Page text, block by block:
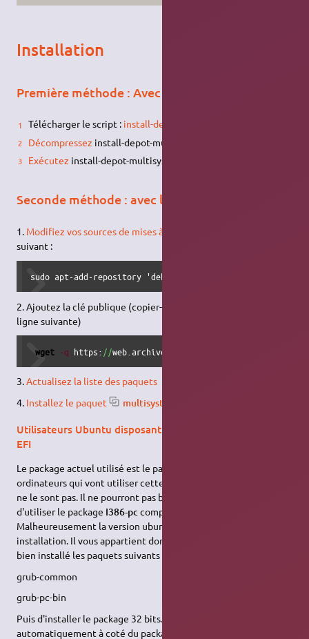
Installation
Première méthode : Avec le script de l'auteur
Télécharger le script : install-depot-multisystem.sh
Décompressez install-depot-multisystem.sh.tar.bz2
Exécutez install-depot-multisystem.sh
Seconde méthode : avec le dépôt
1. Modifiez vos sources de mises à jour
suivant :
sudo apt-add-repository 'deb https://web.archive.org/
2. Ajoutez la clé publique (copier-coller dans un terminal la
ligne suivante)
wget -q https: //web.archive.org
3.Actualisez la liste des paquets
4. Installez le paquet multisystem
Utilisateurs Ubuntu disposant d'un bios LEGACY et non
EFI
Le package actuel utilisé est le package X86_64.efi. Certains
ordinateurs qui vont utiliser cette clé fabriquée pour des EFI,
ne le sont pas. Il ne pourront pas booter. Il est donc nécessaire
d'utiliser le package I386-pccompatible EFI et LEGACY.
Malheureusement la version ubuntu de base n'a pas prévu son
installation. Il vous appartient donc de vérifier que vous avez
bien installé les paquets suivants :
grub-common
grub-pc-bin
Puis d'installer le package 32 bits. Il s'installera
automatiquement à coté du package X86_64.efi